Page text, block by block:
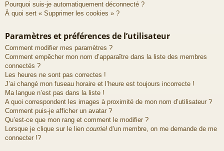
Pourquoi suis-je automatiquement déconnecté ?
À quoi sert « Supprimer les cookies » ?
Paramètres et préférences de l’utilisateur
Comment modifier mes paramètres ?
Comment empêcher mon nom d’apparaître dans la liste des membres
connectés ?
Les heures ne sont pas correctes !
J’ai changé mon fuseau horaire et l’heure est toujours incorrecte !
Ma langue n’est pas dans la liste !
A quoi correspondent les images à proximité de mon nom d’utilisateur ?
Comment puis-je afficher un avatar ?
Qu’est-ce que mon rang et comment le modifier ?
Lorsque je clique sur le lien courriel d’un membre, on me demande de me
connecter !?